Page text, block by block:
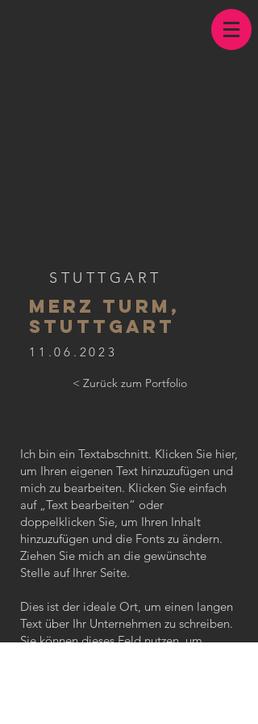
STUTTGART
MERZ TURM,
STUTTGART
11.06.2023
< Zurück zum Portfolio
Ich bin ein Textabschnitt. Klicken Sie hier,
um Ihren eigenen Text hinzuzufügen und
mich zu bearbeiten. Klicken Sie einfach
auf „Text bearbeiten“ oder
doppelklicken Sie, um Ihren Inhalt
hinzuzufügen und die Fonts zu ändern.
Ziehen Sie mich an die gewünschte
Stelle auf Ihrer Seite.
Dies ist der ideale Ort, um einen langen
Text über Ihr Unternehmen zu schreiben.
Sie können dieses Feld nutzen, um